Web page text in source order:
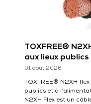
TOXFREE®
aux lieux
01 août 2026
TOXFREE® N2XH
publics et à
N2XH Flex est un